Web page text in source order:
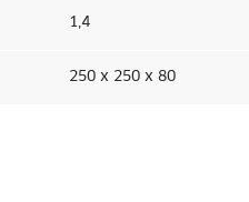
1,4
250 x 250 x 80